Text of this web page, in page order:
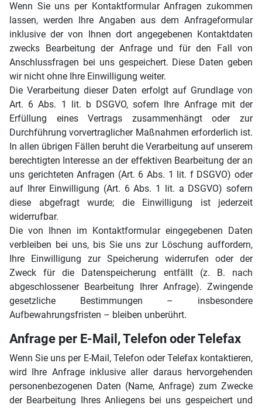
Wenn Sie uns per Kontaktformular Anfragen zukommen
lassen, werden Ihre Angaben aus dem Anfrageformular
inklusive der von Ihnen dort angegebenen Kontaktdaten
zwecks Bearbeitung der Anfrage und für den Fall von
Anschlussfragen bei uns gespeichert. Diese Daten geben
wir nicht ohne Ihre Einwilligung weiter.
Die Verarbeitung dieser Daten erfolgt auf Grundlage von
Art. 6 Abs. 1 lit. b DSGVO, sofern Ihre Anfrage mit der
Erfüllung eines Vertrags zusammenhängt oder zur
Durchführung vorvertraglicher Maßnahmen erforderlich ist.
In allen übrigen Fällen beruht die Verarbeitung auf unserem
berechtigten Interesse an der effektiven Bearbeitung der an
uns gerichteten Anfragen (Art. 6 Abs. 1 lit. f DSGVO) oder
auf Ihrer Einwilligung (Art. 6 Abs. 1 lit. a DSGVO) sofern
diese abgefragt wurde; die Einwilligung ist jederzeit
widerrufbar.
Die von Ihnen im Kontaktformular eingegebenen Daten
verbleiben bei uns, bis Sie uns zur Löschung auffordern,
Ihre Einwilligung zur Speicherung widerrufen oder der
Zweck für die Datenspeicherung entfällt (z. B. nach
abgeschlossener Bearbeitung Ihrer Anfrage). Zwingende
gesetzliche Bestimmungen – insbesondere
Aufbewahrungsfristen – bleiben unberührt.
Anfrage per E-Mail, Telefon oder Telefax
Wenn Sie uns per E-Mail, Telefon oder Telefax kontaktieren,
wird Ihre Anfrage inklusive aller daraus hervorgehenden
personenbezogenen Daten (Name, Anfrage) zum Zwecke
der Bearbeitung Ihres Anliegens bei uns gespeichert und